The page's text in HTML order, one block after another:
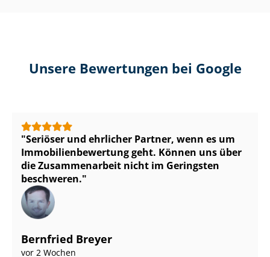
Unsere Bewertungen bei Google
Seriöser und ehrlicher Partner, wenn es um
Im­mo­bi­li­en­be­wer­tung geht. Können uns über
die Zusammenarbeit nicht im Geringsten
beschweren.
Bernfried Breyer
vor 2 Wochen